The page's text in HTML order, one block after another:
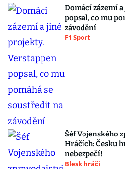
Domácí zázemí
popsal, co mu
závodění
F1 Sport
Šéf Vojenského
Hráčích: Česku
nebezpečí!
Blesk hráči